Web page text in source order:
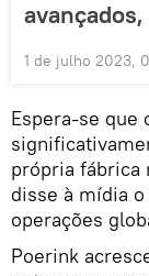
1 de julho 2023,
Espera-se que
própria fábrica
disse à mídia
operações
Poerink